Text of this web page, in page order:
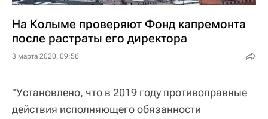
На Колыме проверяют Фонд капремонта
после растраты его директора
3 марта 2020, 09:56
"Установлено, что в 2019 году противоправные
действия исполняющего обязанности